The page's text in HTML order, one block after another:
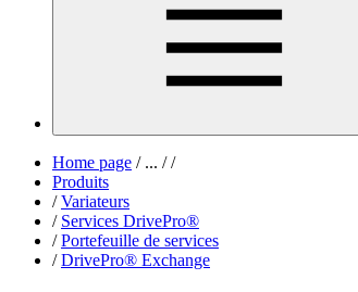
Home page /... / /
Produits
/ Variateurs
/ Services DrivePro®
/ Portefeuille de services
/ DrivePro® Exchange